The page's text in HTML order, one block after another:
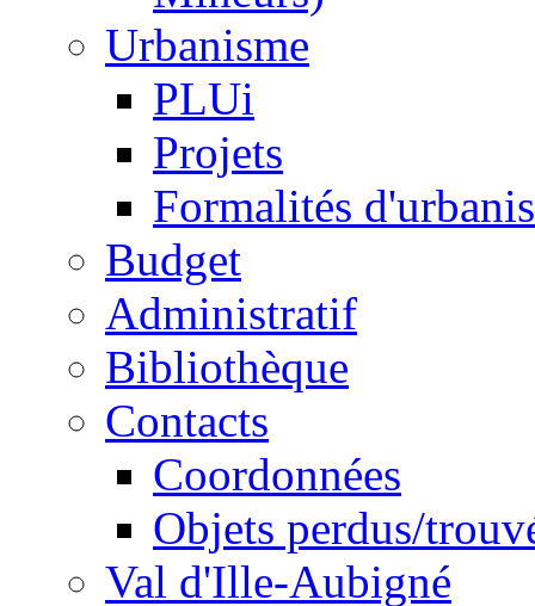
Urbanisme
PLUi
Projets
Formalités
Budget
Administratif
Bibliothèque
Contacts
Coordonnées
Objets perdus/
Val d'Ille-Aubigné